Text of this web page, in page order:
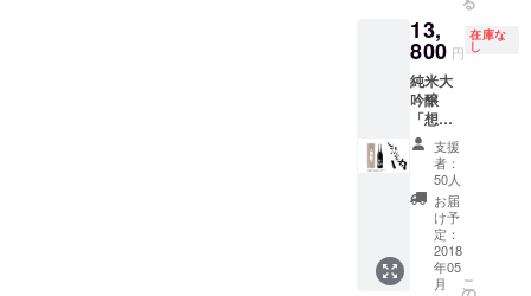
での交
通費は
ご負担
いただ
きます
だけま
す！ ※
長野
県、信
濃浅野
駅集合
解散。
（昼
前集
合・夕
方解散
予定）
※見学・
ご飲食
（税・
送料込
み・下
記費用
込み）
「想
定内」
「想定
外」刻
印、日
本酒用
限定グ
ラス
セット
（＋購
13,
800 円
在庫な
し
純米大
吟醸
「想定
内」
720ml 1
13,800
（税・
送料込
み） オ
リジナ
支援
者：
50人
お届
け予
定：
2018
年05
月
こ